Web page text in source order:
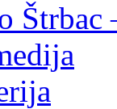
Štrbac